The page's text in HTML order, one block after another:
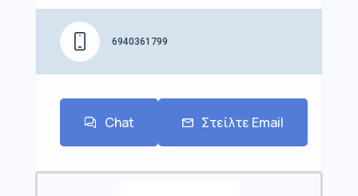
6940361799
Chat Στείλτε Email